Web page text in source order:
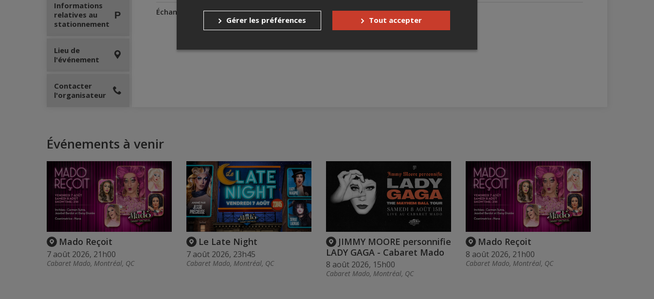
Échanges
Jusqu'à 1 jour avant l'événement
Informations
relatives au
stationnement
Lieu de
l'événement
Contacter
l'organisateur
Événements à venir
Mado Reçoit
7 août 2026, 21h00
Cabaret Mado, Montréal, QC
Le Late Night
7 août 2026, 23h45
Cabaret Mado, Montréal, QC
JIMMY MOORE personnifie
LADY GAGA - Cabaret Mado
8 août 2026, 15h00
Cabaret Mado, Montréal, QC
Mado Reçoit
8 août 2026, 21h00
Cabaret Mado, Montréal, QC
Gérer les préférences Tout accepter